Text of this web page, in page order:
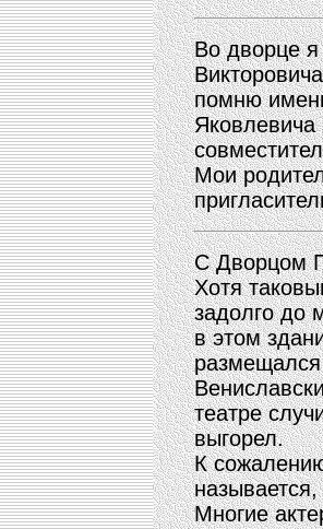
Во дворце
помню
Яковлевича
Мои
С Дворцом
Хотя
задолго до
в этом
театре
выгорел.
К
Многие